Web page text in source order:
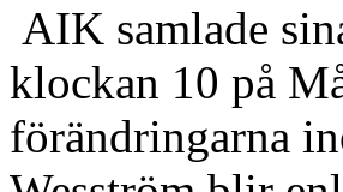
AIK samlade
klockan 10 på
förändringarna